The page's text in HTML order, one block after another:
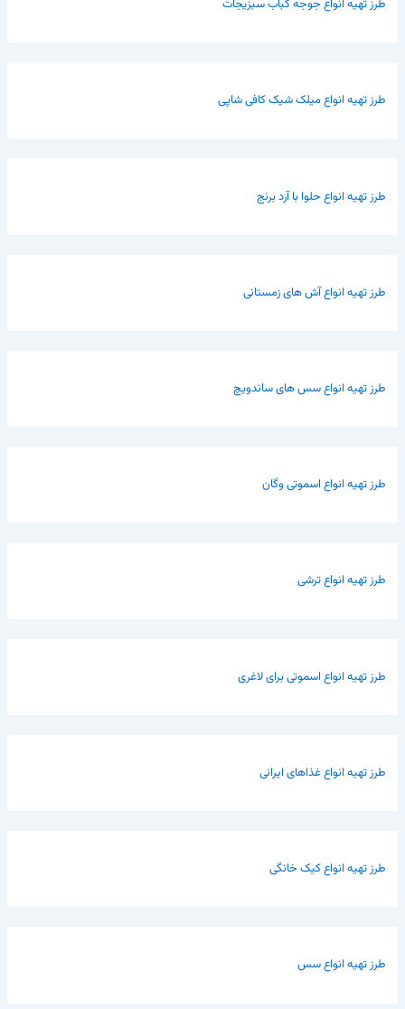
طرز تهیه انواع جوجه کباب سبزیجات
طرز تهیه انواع میلک شیک کافی شاپی
طرز تهیه انواع حلوا با آرد برنج
طرز تهیه انواع آش های زمستانی
طرز تهیه انواع سس های ساندویچ
طرز تهیه انواع اسموتی وگان
طرز تهیه انواع ترشی
طرز تهیه انواع اسموتی برای لاغری
طرز تهیه انواع غذاهای ایرانی
طرز تهیه انواع کیک خانگی
طرز تهیه انواع سس